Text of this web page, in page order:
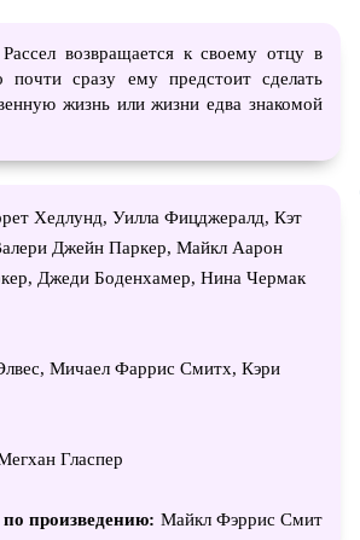
возвращается к своему отцу в
сразу ему предстоит сделать
жизнь или жизни едва знакомой
Хедлунд, Уилла Фицджералд, Кэт
Джейн Паркер, Майкл Аарон
Джеди Боденхамер, Нина Чермак
Мичаел Фаррис Смитх, Кэри
Гласпер
произведению: Майкл Фэррис Смит